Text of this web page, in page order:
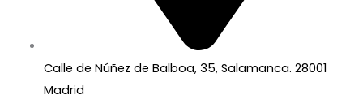
Calle de Núñez de Balboa, 35, Salamanca. 28001
Madrid